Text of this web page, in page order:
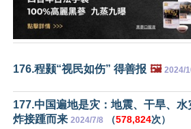
176.程颢“视民如伤” 得善报 🖼️ 2024/
177.中国遍地是灾：地震、干旱、
炸接踵而来 2024/7/8 （578,824次）